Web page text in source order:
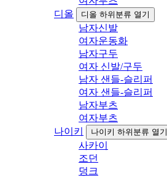
디올
디올 하위분류 열기
남자신발
여자운동화
남자구두
여자 신발/구두
남자 샌들-슬리퍼
여자 샌들-슬리퍼
남자부츠
여자부츠
나이키
나이키 하위분류 열기
사카이
조던
덩크